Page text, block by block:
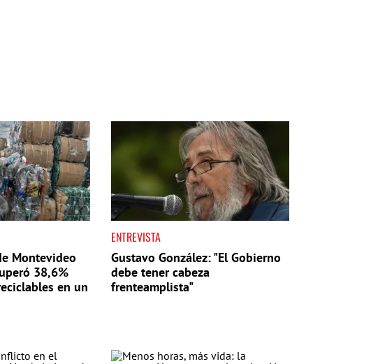
Montevideo
38,6%
en un
ENTREVISTA
Gustavo González: "El Gobierno
debe tener cabeza
frenteamplista"